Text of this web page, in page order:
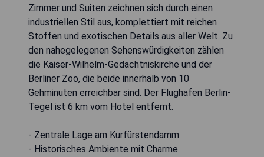
Zimmer und Suiten zeichnen sich durch einen
industriellen Stil aus, komplettiert mit reichen
Stoffen und exotischen Details aus aller Welt. Zu
den nahegelegenen Sehenswürdigkeiten zählen
die Kaiser-Wilhelm-Gedächtniskirche und der
Berliner Zoo, die beide innerhalb von 10
Gehminuten erreichbar sind. Der Flughafen Berlin-
Tegel ist 6 km vom Hotel entfernt.
- Zentrale Lage am Kurfürstendamm
- Historisches Ambiente mit Charme